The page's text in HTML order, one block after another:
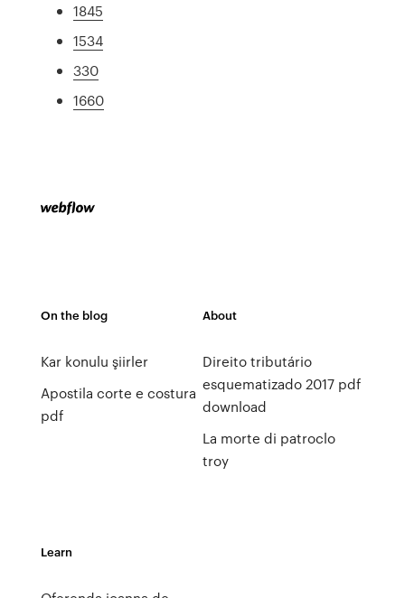
1845
1534
330
1660
On the blog
Kar konulu şiirler
Apostila corte e costura
pdf
About
Direito tributário
esquematizado 2017 pdf
download
La morte di patroclo
troy
Learn